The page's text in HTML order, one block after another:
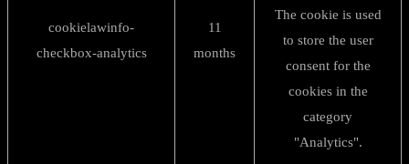
cookielawinfo-
checkbox-analytics
11
months
The cookie is used
to store the user
consent for the
cookies in the
category
"Analytics".